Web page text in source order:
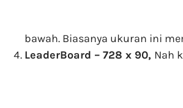
bawah. Biasanya ukuran ini
LeaderBoard – 728 x 90, Nah